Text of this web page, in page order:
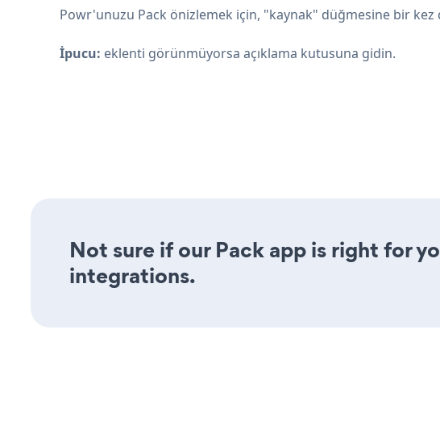
Powr'unuzu Pack önizlemek için, "kaynak" düğmesine bir kez
İpucu: eklenti görünmüyorsa açıklama kutusuna gidin.
Not sure if our Pack app is right for
integrations.